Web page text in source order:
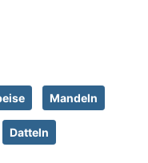
Mandeln
Datteln